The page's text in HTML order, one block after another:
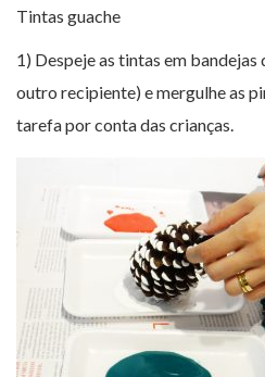
Tintas guache
1) Despeje as tintas em
outro recipiente) e mergulhe as
tarefa por conta das crianças.